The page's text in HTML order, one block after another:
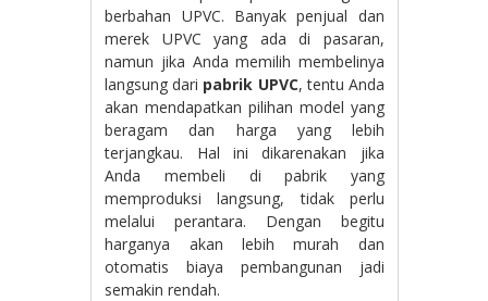
berbahan UPVC. Banyak penjual dan
merek UPVC yang ada di pasaran,
namun jika Anda memilih membelinya
langsung dari pabrik UPVC, tentu Anda
akan mendapatkan pilihan model yang
beragam dan harga yang lebih
terjangkau. Hal ini dikarenakan jika
Anda membeli di pabrik yang
memproduksi langsung, tidak perlu
melalui perantara. Dengan begitu
harganya akan lebih murah dan
otomatis biaya pembangunan jadi
semakin rendah.